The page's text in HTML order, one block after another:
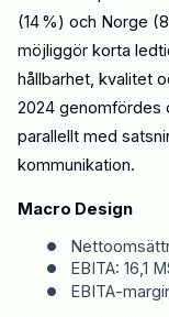
(14 %) och Norge
möjliggör korta
hållbarhet, kvalitet
2024 genomfördes
parallellt med
kommunikation.
Macro Design
•
• EBITA: 16,1
•
EBITA-